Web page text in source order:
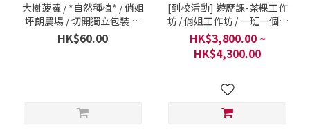
大樹菠蘿 / *自然種植* / 俏姐
坪朗農場 / 切開獨立包裝 每
600克
HK$60.00
[到校活動] 遊歷課-茶粿工作
坊 / 俏姐工作坊 / 一班一個導
師，每班學生課室上課
HK$3,800.00 ~
HK$4,300.00